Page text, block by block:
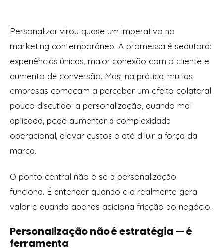
Personalizar virou quase um imperativo no
marketing contemporâneo. A promessa é sedutora:
experiências únicas, maior conexão com o cliente e
aumento de conversão. Mas, na prática, muitas
empresas começam a perceber um efeito colateral
pouco discutido: a personalização, quando mal
aplicada, pode aumentar a complexidade
operacional, elevar custos e até diluir a força da
marca.
O ponto central não é se a personalização
funciona. É entender quando ela realmente gera
valor e quando apenas adiciona fricção ao negócio.
Personalização não é estratégia — é
ferramenta